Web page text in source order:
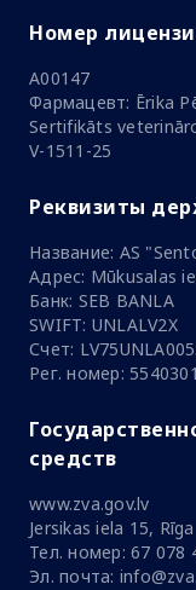
Номер
A00147
Фармацевт: Ērika
Sertifikāts
V-1511-25
Реквизиты
Название: AS
Адрес: Mūkusalas
Банк: SEB BANLA
SWIFT: UNLALV2X
Счет:
Рег. номер:
средств
www.zva.gov.lv
Jersikas iela 15, Rīga
Тел. номер: 67 078
Эл. почта: